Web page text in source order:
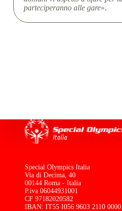
parteciperanno alle gare».
Special Olympics Italia
Via di Decima, 40
00144 Roma - Italia
P.iva 06044931001
CF 97182020582
IBAN: IT55 I056 9603 2110